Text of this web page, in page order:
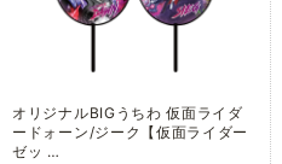
オリジナルBIGうちわ 仮面ライダ
ードォーン/ジーク【仮面ライダー
ゼッ …